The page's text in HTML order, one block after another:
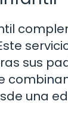
sus
una